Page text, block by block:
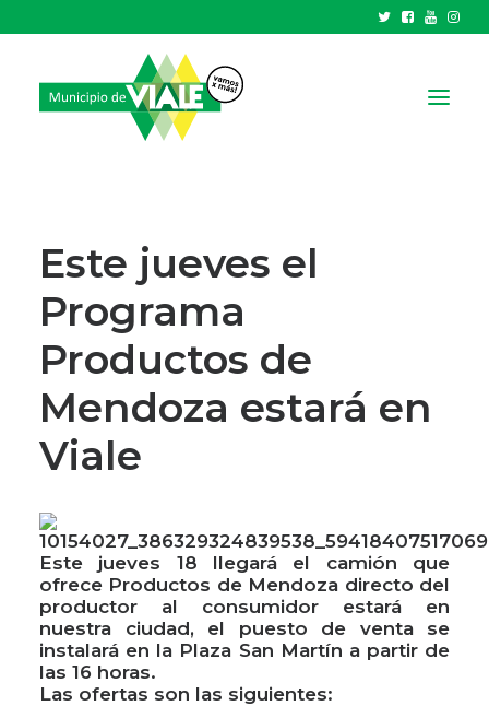
HCD
TRÁMITES Y SERVICIOS
CIUDAD
PARQUE INDUSTRIAL
RECAUDACIONES
Este jueves el
Programa
Productos de
Mendoza estará en
Viale
Este jueves 18 llegará el camión que
ofrece Productos de Mendoza directo del
productor al consumidor estará en
nuestra ciudad, el puesto de venta se
instalará en la Plaza San Martín a partir de
las 16 horas.
Las ofertas son las siguientes: